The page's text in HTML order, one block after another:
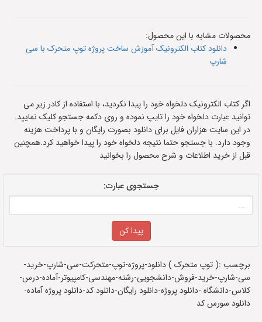
محصولات مشابه با این محصول:
دانلود کتاب الکترونیک آموزش ساخت پروژه توپ متحرک با سی
شارپ
اگر کتاب الکترونیک دلخواه خود را پیدا نکردید، با استفاده از کادر زیر می
توانید عبارت دلخواه خود را تایپ نموده و روی دکمه جستجو کلیک نمایید.
در این سایت هزاران فایل برای دانلود بصورت رایگان و با پرداخت هزینه
وجود دارد. با جستجو حتما نتیجه دلخواه خود را پیدا خواهید کرد.همچنین
قبل از خرید اطلاعات و شرح محصول را بخوانید
جستجوی عبارت:
برچسب :( توپ متحرک ) دانلود-پروژه-توپ-متحرکت-سی-شارپ-خرید-
سی-شارپ-خرید-فروش-دانشجویی-رشته-مهندسی-کامپیوتر-آماده-درس-
کلاس-دانشگاه -دانلود پروژه-دانلود رایگان-دانلود کد-دانلود پروژه آماده-
دانلود سورس کد